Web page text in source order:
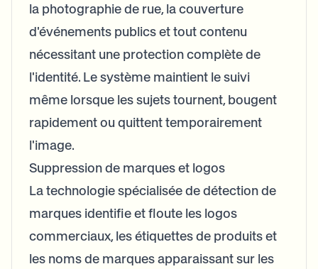
la photographie de rue, la couverture
d'événements publics et tout contenu
nécessitant une protection complète de
l'identité. Le système maintient le suivi
même lorsque les sujets tournent, bougent
rapidement ou quittent temporairement
l'image.
Suppression de marques et logos
La technologie spécialisée de détection de
marques identifie et floute les logos
commerciaux, les étiquettes de produits et
les noms de marques apparaissant sur les